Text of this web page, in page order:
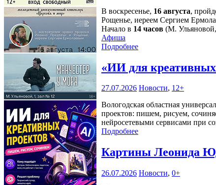
В воскресенье, 16 августа,
Рощенье, иереем Сергием
Начало в 14 часов (М.
Афиша
Подробнее
«ИИ для
27.07.2026 Новости, 12+
Вологодская областная
проектов: пишем, рисуем,
нейросетевыми сервисами при
Подробнее
Картины Леонида
26.07.2026 Новости, 0+